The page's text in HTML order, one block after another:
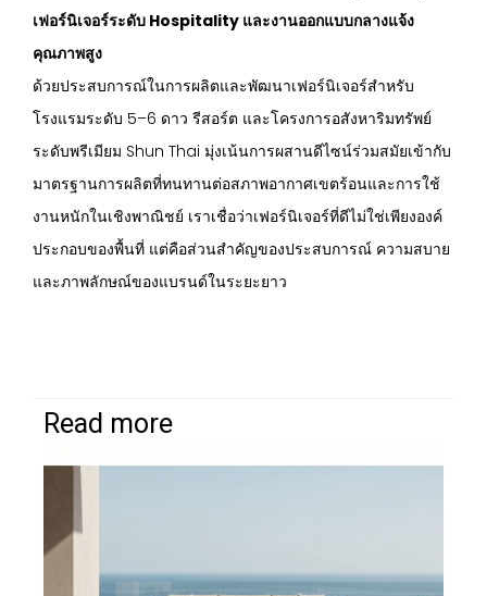
เฟอร์นิเจอร์ระดับ Hospitality และงานออกแบบกลางแจ้ง
คุณภาพสูง
ด้วยประสบการณ์ในการผลิตและพัฒนาเฟอร์นิเจอร์สำหรับ
โรงแรมระดับ 5–6 ดาว รีสอร์ต และโครงการอสังหาริมทรัพย์
ระดับพรีเมียม Shun Thai มุ่งเน้นการผสานดีไซน์ร่วมสมัยเข้ากับ
มาตรฐานการผลิตที่ทนทานต่อสภาพอากาศเขตร้อนและการใช้
งานหนักในเชิงพาณิชย์ เราเชื่อว่าเฟอร์นิเจอร์ที่ดีไม่ใช่เพียงองค์
ประกอบของพื้นที่ แต่คือส่วนสำคัญของประสบการณ์ ความสบาย
และภาพลักษณ์ของแบรนด์ในระยะยาว
Read more